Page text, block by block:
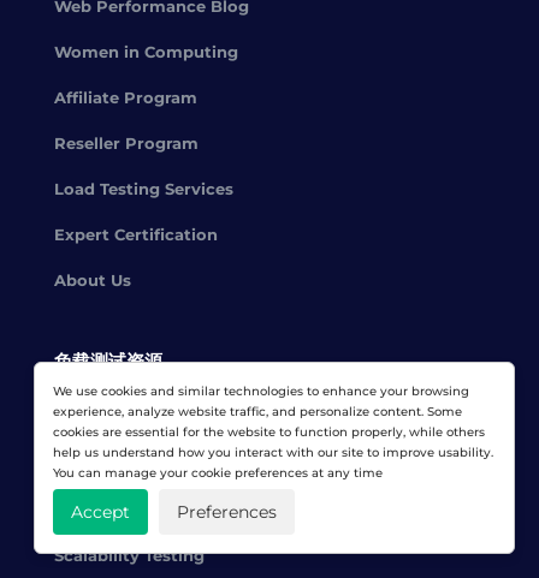
Web Performance Blog
Women in Computing
Affiliate Program
Reseller Program
Load Testing Services
Expert Certification
About Us
负载测试资源
What is Load Testing?
Load Testing Tools
Website Stress Testing
Scalability Testing
We use cookies and similar technologies to enhance your browsing
experience, analyze website traffic, and personalize content. Some
cookies are essential for the website to function properly, while others
help us understand how you interact with our site to improve usability.
You can manage your cookie preferences at any time
Accept Preferences